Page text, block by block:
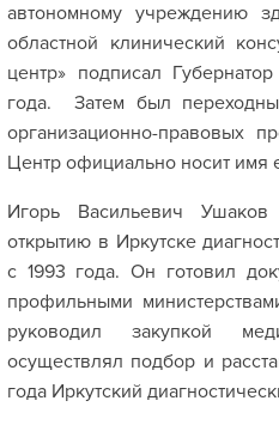
автономному учреждению
областной клинический
центр» подписал
года. Затем был
организационно-
Центр официально носит имя
Игорь Васильевич
открытию в Иркутске
с 1993 года. Он готовил
профильными
руководил закупкой
осуществлял подбор и
года Иркутский